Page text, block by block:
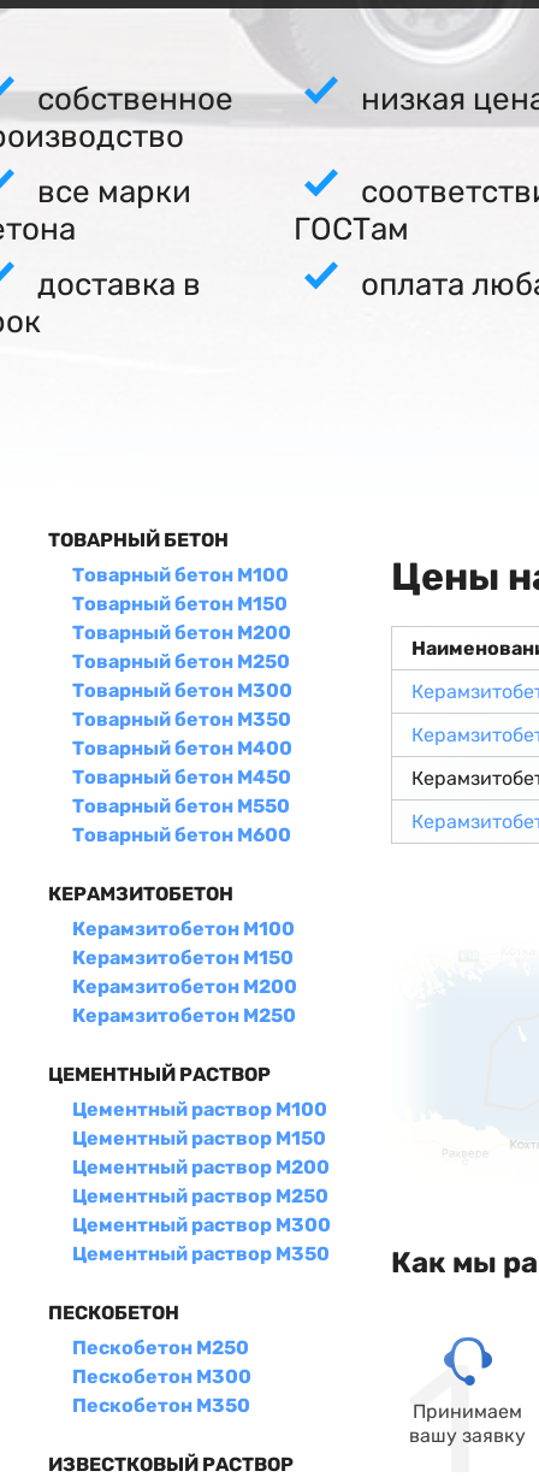
собственное
низкая
все марки
ГОСТам
доставка в
оплата
ТОВАРНЫЙ БЕТОН
Товарный бетон М100
Товарный бетон М150
Товарный бетон М200
Товарный бетон М250
Товарный бетон М300
Товарный бетон М350
Товарный бетон М400
Товарный бетон М450
Товарный бетон М550
Товарный бетон М600
КЕРАМЗИТОБЕТОН
Керамзитобетон М100
Керамзитобетон М150
Керамзитобетон М200
Керамзитобетон М250
ЦЕМЕНТНЫЙ РАСТВОР
Цементный раствор М100
Цементный раствор М150
Цементный раствор М200
Цементный раствор М250
Цементный раствор М300
Цементный раствор М350
ПЕСКОБЕТОН
Пескобетон М250
Пескобетон М300
Пескобетон М350
ИЗВЕСТКОВЫЙ РАСТВОР
Цены
Как мы
Принимаем
вашу заявку